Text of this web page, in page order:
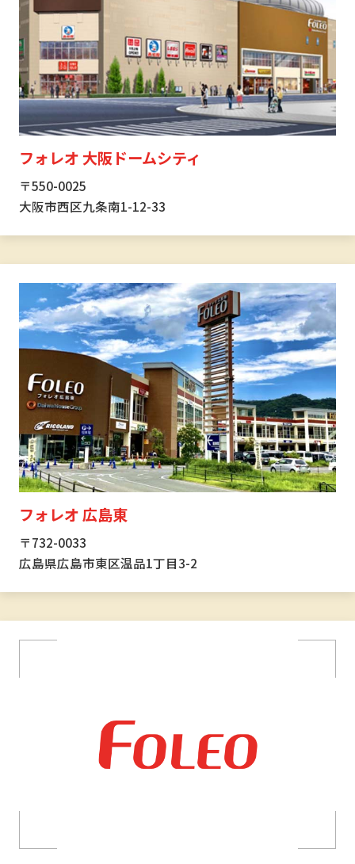
フォレオ 大阪ドームシティ
〒550-0025
大阪市西区九条南1-12-33
フォレオ 広島東
〒732-0033
広島県広島市東区温品1丁目3-2